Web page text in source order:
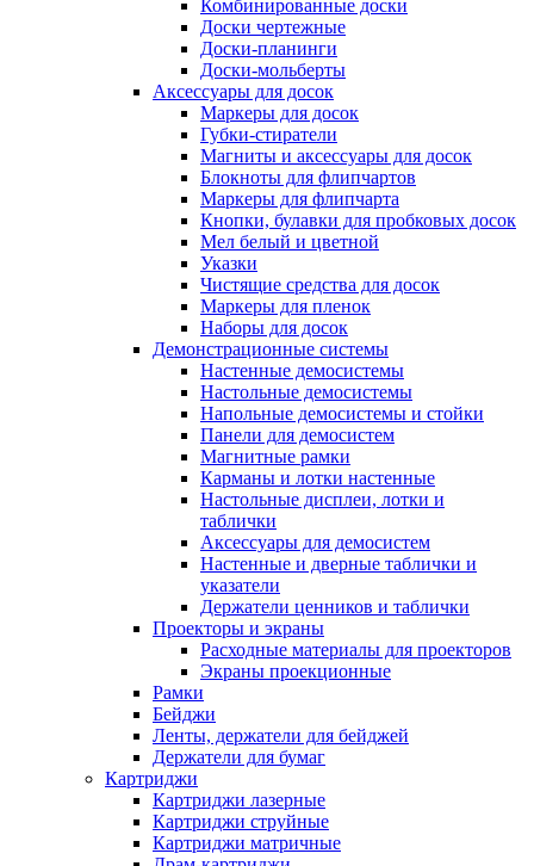
Комбинированные доски
Доски чертежные
Доски-планинги
Доски-мольберты
Аксессуары для досок
Маркеры для досок
Губки-стиратели
Магниты и аксессуары для досок
Блокноты для флипчартов
Маркеры для флипчарта
Кнопки, булавки для пробковых досок
Мел белый и цветной
Указки
Чистящие средства для досок
Маркеры для пленок
Наборы для досок
Демонстрационные системы
Настенные демосистемы
Настольные демосистемы
Напольные демосистемы и стойки
Панели для демосистем
Магнитные рамки
Карманы и лотки настенные
Настольные дисплеи, лотки и
таблички
Аксессуары для демосистем
Настенные и дверные таблички и
указатели
Держатели ценников и таблички
Проекторы и экраны
Расходные материалы для проекторов
Экраны проекционные
Рамки
Бейджи
Ленты, держатели для бейджей
Держатели для бумаг
Картриджи
Картриджи лазерные
Картриджи струйные
Картриджи матричные